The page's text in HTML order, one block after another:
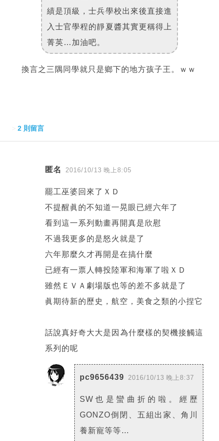
績是頂級，士兵學校出來後直接進
入士官學程的靜夏醬其實更稱得上
菁英…加油吧。
換言之三隅同學就只是鄉下的地方孩子王。ｗｗ
2 則留言
匿名 2016/10/13 晚上8:05
罷工巫婆回來了ＸＤ
不提醒眞的不知道一晃眼已經六年了
看到這一系列動畫再開真是欣慰
不過我更多的是怒火就是了
六年那麼久才再開是在搞什麼
已經有一票人轉投陸軍和海軍了啦ＸＤ
雖然ＥＶＡ劇場版也等的差不多就是了
眞期待新的歷史，航空，美食之類的小捏它
話說真好奇大大是因為什麼樣的契機接觸這
系列的呢
pc9656439 2016/10/13 晚上8:37
SW也是蠻曲折的啦。經歷
GONZO倒閉、五組出家、角川
養新寵等等…